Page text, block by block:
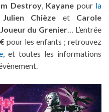
Destroy, Kayane pour la
Julien Chièze et Carole
Joueur du Grenier… L’entrée
pour les enfants ; retrouvez
, et toutes les informations